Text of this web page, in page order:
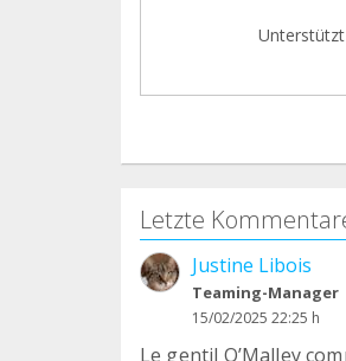
Unterstützt
Letzte
Justine Libois
Teaming-Manager
15/02/2025 22:25 h
Le gentil O’Malley